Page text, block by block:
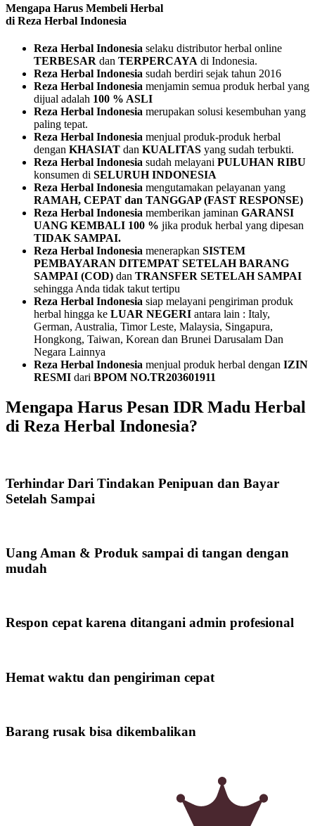
Mengapa Harus Membeli Herbal
di Reza Herbal Indonesia
Reza Herbal Indonesia selaku distributor herbal online
TERBESAR dan TERPERCAYA di Indonesia.
Reza Herbal Indonesia sudah berdiri sejak tahun 2016
Reza Herbal Indonesia menjamin semua produk herbal yang
dijual adalah 100 % ASLI
Reza Herbal Indonesia merupakan solusi kesembuhan yang
paling tepat.
Reza Herbal Indonesia menjual produk-produk herbal
dengan KHASIAT dan KUALITAS yang sudah terbukti.
Reza Herbal Indonesia sudah melayani PULUHAN RIBU
konsumen di SELURUH INDONESIA
Reza Herbal Indonesia mengutamakan pelayanan yang
RAMAH, CEPAT dan TANGGAP (FAST RESPONSE)
Reza Herbal Indonesia memberikan jaminan GARANSI
UANG KEMBALI 100 % jika produk herbal yang dipesan
TIDAK SAMPAI.
Reza Herbal Indonesia menerapkan SISTEM
PEMBAYARAN DITEMPAT SETELAH BARANG
SAMPAI (COD) dan TRANSFER SETELAH SAMPAI
sehingga Anda tidak takut tertipu
Reza Herbal Indonesia siap melayani pengiriman produk
herbal hingga ke LUAR NEGERI antara lain : Italy,
German, Australia, Timor Leste, Malaysia, Singapura,
Hongkong, Taiwan, Korean dan Brunei Darusalam Dan
Negara Lainnya
Reza Herbal Indonesia menjual produk herbal dengan IZIN
RESMI dari BPOM NO.TR203601911
Mengapa Harus Pesan IDR Madu Herbal
di Reza Herbal Indonesia?
Terhindar Dari Tindakan Penipuan dan Bayar
Setelah Sampai
Uang Aman & Produk sampai di tangan dengan
mudah
Respon cepat karena ditangani admin profesional
Hemat waktu dan pengiriman cepat
Barang rusak bisa dikembalikan